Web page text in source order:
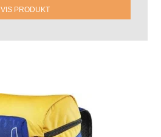
VIS PRODUKT